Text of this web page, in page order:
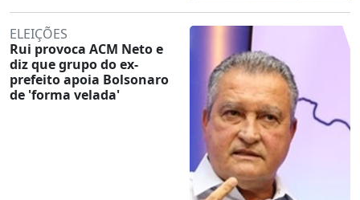
ELEIÇÕES
Rui provoca ACM Neto e
diz que grupo do ex-
prefeito apoia Bolsonaro
de 'forma velada'